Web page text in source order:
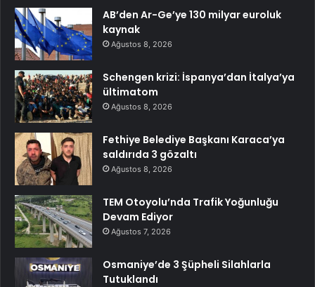
AB’den Ar-Ge’ye 130 milyar euroluk
kaynak
Ağustos 8, 2026
Schengen krizi: İspanya’dan İtalya’ya
ültimatom
Ağustos 8, 2026
Fethiye Belediye Başkanı Karaca’ya
saldırıda 3 gözaltı
Ağustos 8, 2026
TEM Otoyolu’nda Trafik Yoğunluğu
Devam Ediyor
Ağustos 7, 2026
Osmaniye’de 3 Şüpheli Silahlarla
Tutuklandı